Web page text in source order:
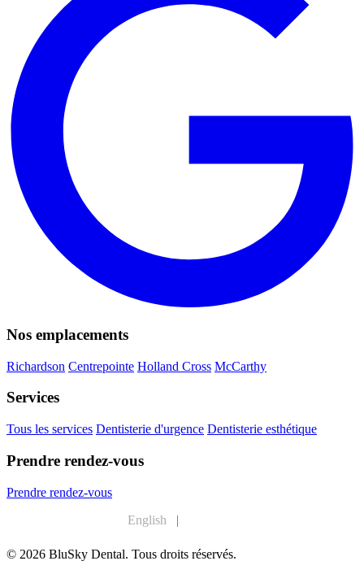
Nos emplacements
Richardson Centrepointe Holland Cross McCarthy
Services
Tous les services Dentisterie d'urgence Dentisterie esthétique
Prendre rendez-vous
Prendre rendez-vous
English
|
© 2026 BluSky Dental. Tous droits réservés.